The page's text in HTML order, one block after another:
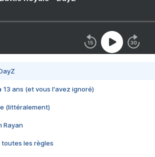
13 ans (et vous l'avez ignoré)
(littéralement)
Rayan
toutes les règles